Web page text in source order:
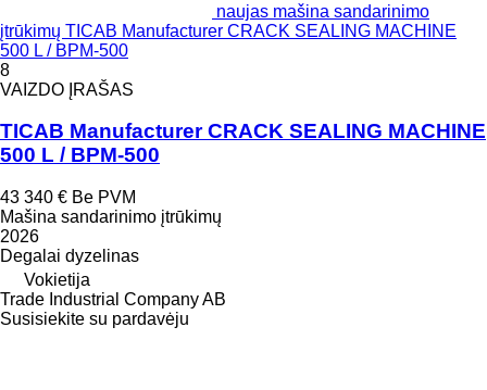
naujas mašina sandarinimo
įtrūkimų TICAB Manufacturer CRACK SEALING MACHINE
500 L / BPM-500
8
VAIZDO ĮRAŠAS
TICAB Manufacturer CRACK SEALING MACHINE
500 L / BPM-500
43 340 € Be PVM
Mašina sandarinimo įtrūkimų
2026
Degalai dyzelinas
Vokietija
Trade Industrial Company AB
Susisiekite su pardavėju